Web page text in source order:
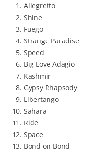
Allegretto
Shine
Fuego
Strange Paradise
Speed
Big Love Adagio
Kashmir
Gypsy Rhapsody
Libertango
Sahara
Ride
Space
Bond on Bond